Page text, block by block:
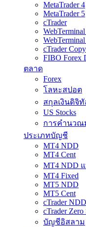
MetaTrader 4
MetaTrader 5
cTrader
cTrader Copy
FIBO Forex
ตลาด
Forex
โลหะสปอต
สกุลเงินดิจิทั
US Stocks
การคำนว
ประเภทบัญชี
MT4 NDD
MT4 Cent
MT4 NDD
MT4 Fixed
MT5 NDD
MT5 Cent
cTrader NDD
cTrader Zero
บัญชีอิสลาม